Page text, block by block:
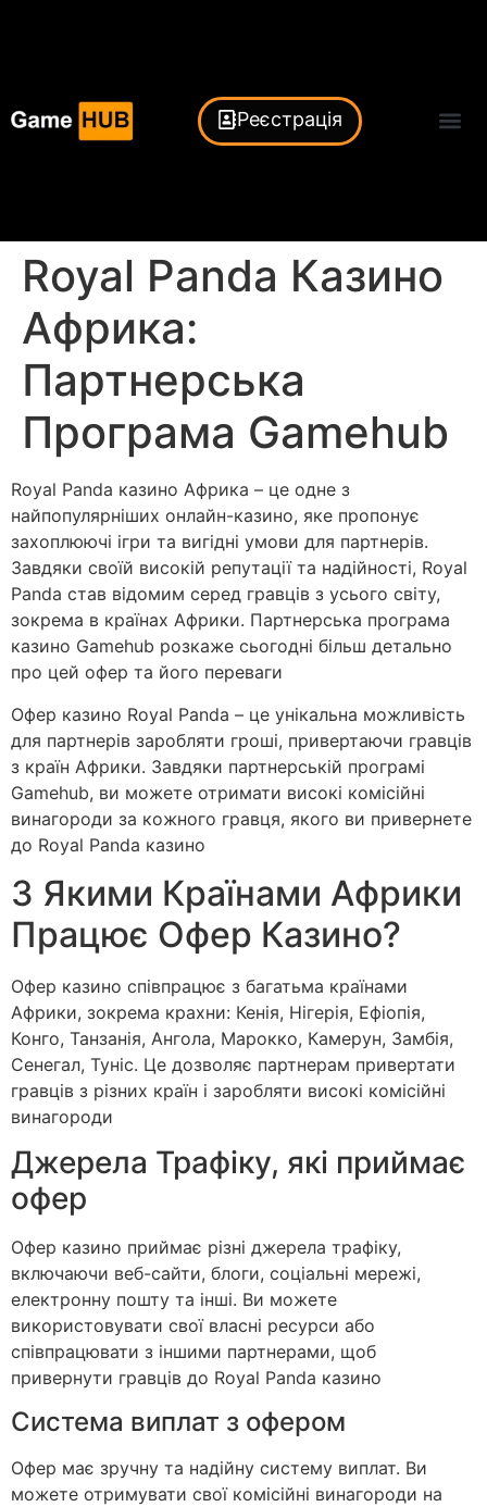
Реєстрація
Royal Panda Казино
Африка:
Партнерська
Програма Gamehub
Royal Panda казино Африка – це одне з
найпопулярніших онлайн-казино, яке пропонує
захоплюючі ігри та вигідні умови для партнерів.
Завдяки своїй високій репутації та надійності, Royal
Panda став відомим серед гравців з усього світу,
зокрема в країнах Африки. Партнерська програма
казино Gamehub розкаже сьогодні більш детально
про цей офер та його переваги
Офер казино Royal Panda – це унікальна можливість
для партнерів заробляти гроші, привертаючи гравців
з країн Африки. Завдяки партнерській програмі
Gamehub, ви можете отримати високі комісійні
винагороди за кожного гравця, якого ви привернете
до Royal Panda казино
З Якими Країнами Африки
Працює Офер Казино?
Офер казино співпрацює з багатьма країнами
Африки, зокрема крахни: Кенія, Нігерія, Ефіопія,
Конго, Танзанія, Ангола, Марокко, Камерун, Замбія,
Сенегал, Туніс. Це дозволяє партнерам привертати
гравців з різних країн і заробляти високі комісійні
винагороди
Джерела Трафіку, які приймає
офер
Офер казино приймає різні джерела трафіку,
включаючи веб-сайти, блоги, соціальні мережі,
електронну пошту та інші. Ви можете
використовувати свої власні ресурси або
співпрацювати з іншими партнерами, щоб
привернути гравців до Royal Panda казино
Система виплат з офером
Офер має зручну та надійну систему виплат. Ви
можете отримувати свої комісійні винагороди на